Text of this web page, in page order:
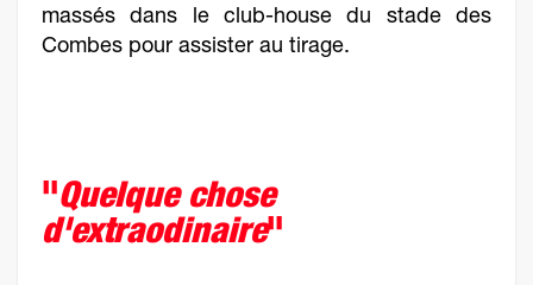
massés dans le club-house du stade des
Combes pour assister au tirage.
"Quelque chose
d'extraodinaire"